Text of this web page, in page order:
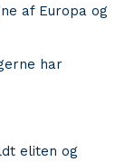
af Europa og
har
eliten og